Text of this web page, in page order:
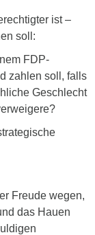
ist –
soll:
FDP-
zahlen soll, falls
Geschlecht
Freude wegen,
das Hauen